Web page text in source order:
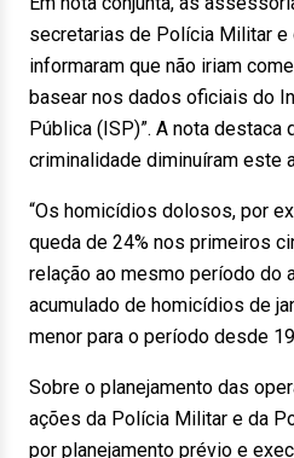
secretarias de Polícia Militar
informaram que não iriam
basear nos dados oficiais do
Pública (ISP)”. A nota
criminalidade diminuíram este
“Os homicídios dolosos, por
queda de 24% nos primeiros
relação ao mesmo período do
acumulado de homicídios de
menor para o período desde
Sobre o planejamento das
ações da Polícia Militar e da
por planejamento prévio e